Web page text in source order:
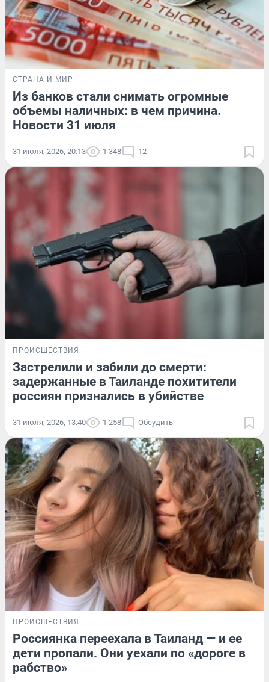
СТРАНА И МИР
Из банков стали снимать огромные
объемы наличных: в чем причина.
Новости 31 июля
31 июля, 2026, 20:13 1 348 12
ПРОИСШЕСТВИЯ
Застрелили и забили до смерти:
задержанные в Таиланде похитители
россиян признались в убийстве
31 июля, 2026, 13:40 1 258 Обсудить
ПРОИСШЕСТВИЯ
Россиянка переехала в Таиланд — и ее
дети пропали. Они уехали по «дороге в
рабство»